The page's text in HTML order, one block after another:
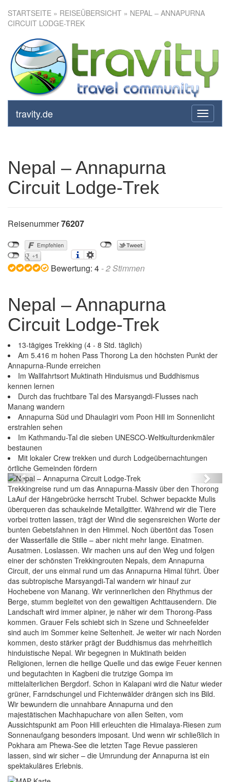
STARTSEITE » REISEÜBERSICHT » NEPAL – ANNAPURNA
CIRCUIT LODGE-TREK
toggle
travity.de
Nepal – Annapurna Circuit
Lodge-Trek
Nepal – Annapurna
Circuit Lodge-Trek
Reisenummer76207
Bewertung: 4 -2Stimmen
Nepal – Annapurna
Circuit Lodge-Trek
13-tägiges Trekking (4 - 8 Std. täglich)
Am 5.416 m hohen Pass Thorong La den höchsten Punkt der
Annapurna-Runde erreichen
Im Wallfahrtsort Muktinath Hinduismus und Buddhismus
kennen lernen
Durch das fruchtbare Tal des Marsyangdi-Flusses nach
Manang wandern
Annapurna Süd und Dhaulagiri vom Poon Hill im Sonnenlicht
erstrahlen sehen
Im Kathmandu-Tal die sieben UNESCO-Weltkulturdenkmäler
bestaunen
Mit lokaler Crew trekken und durch Lodgeübernachtungen
örtliche Gemeinden fördern
Nepal – Annapurna Circuit Lodge-Trek
Previous Next
Trekkingreise rund um das Annapurna-Massiv über den Thorong
LaAuf der Hängebrücke herrscht Trubel. Schwer bepackte Mulis
überqueren das schaukelnde Metallgitter. Während wir die Tiere
vorbei trotten lassen, trägt der Wind die segensreichen Worte der
bunten Gebetsfahnen in den Himmel. Noch übertönt das Tosen
der Wasserfälle die Stille – aber nicht mehr lange. Einatmen.
Ausatmen. Loslassen. Wir machen uns auf den Weg und folgen
einer der schönsten Trekkingrouten Nepals, dem Annapurna
Circuit, der uns einmal rund um das Annapurna Himal führt. Über
das subtropische Marsyangdi-Tal wandern wir hinauf zur
Hochebene von Manang. Wir verinnerlichen den Rhythmus der
Berge, stumm begleitet von den gewaltigen Achttausendern. Die
Landschaft wird immer alpiner, je näher wir dem Thorong-Pass
kommen. Grauer Fels schiebt sich in Szene und Schneefelder
sind auch im Sommer keine Seltenheit. Je weiter wir nach Norden
kommen, desto stärker prägt der Buddhismus das mehrheitlich
hinduistische Nepal. Wir begegnen in Muktinath beiden
Religionen, lernen die heilige Quelle und das ewige Feuer kennen
und begutachten in Kagbeni die trutzige Gompa im
mittelalterlichen Bergdorf. Schon in Kalapani wird die Natur wieder
grüner, Farndschungel und Fichtenwälder drängen sich ins Bild.
Wir bewundern die unnahbare Annapurna und den
majestätischen Machhapuchare von allen Seiten, vom
Aussichtspunkt am Poon Hill erleuchten die Himalaya-Riesen zum
Sonnenaufgang besonders imposant. Und wenn wir schließlich in
Pokhara am Phewa-See die letzten Tage Revue passieren
lassen, sind wir sicher – die Umrundung der Annapurna ist ein
spektakuläres Erlebnis.